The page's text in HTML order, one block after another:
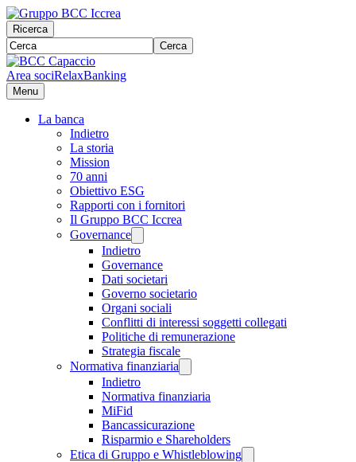
Ricerca
Cerca
Area sociRelaxBanking
Menu
La banca
Indietro
La storia
Mission
70 anni
Obiettivo ESG
Rapporti con i fornitori
Il Gruppo BCC Iccrea
Governance
Indietro
Governance
Dati societari
Governo societario
Organi sociali
Conflitti di interessi soggetti collegati
Politiche di remunerazione
Strategia fiscale
Normativa finanziaria
Indietro
Normativa finanziaria
MiFid
Bancassicurazione
Risparmio e Shareholders
Etica di Gruppo e Whistleblowing